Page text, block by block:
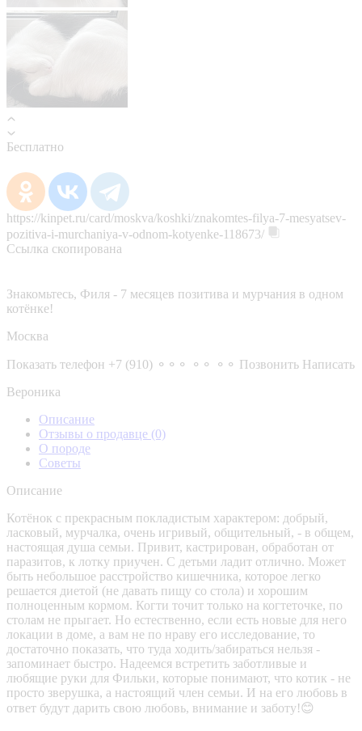
Бесплатно
https://kinpet.ru/card/moskva/koshki/znakomtes-filya-7-mesyatsev-
pozitiva-i-murchaniya-v-odnom-kotyenke-118673/
Ссылка скопирована
Знакомьтесь, Филя - 7 месяцев позитива и мурчания в одном
котёнке!
Москва
Показать телефон +7 (910) ⚬⚬⚬ ⚬⚬ ⚬⚬ Позвонить Написать
Вероника
Описание
Отзывы о продавце (0)
О породе
Советы
Описание
Котёнок с прекрасным покладистым характером: добрый,
ласковый, мурчалка, очень игривый, общительный, - в общем,
настоящая душа семьи. Привит, кастрирован, обработан от
паразитов, к лотку приучен. С детьми ладит отлично. Может
быть небольшое расстройство кишечника, которое легко
решается диетой (не давать пищу со стола) и хорошим
полноценным кормом. Когти точит только на когтеточке, по
столам не прыгает. Но естественно, если есть новые для него
локации в доме, а вам не по нраву его исследование, то
достаточно показать, что туда ходить/забираться нельзя -
запоминает быстро. Надеемся встретить заботливые и
любящие руки для Фильки, которые понимают, что котик - не
просто зверушка, а настоящий член семьи. И на его любовь в
ответ будут дарить свою любовь, внимание и заботу!😊